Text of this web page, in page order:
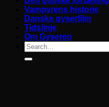
Vampyrens historie
Danske gyserfilm
Tidslinje
Om Gyseren